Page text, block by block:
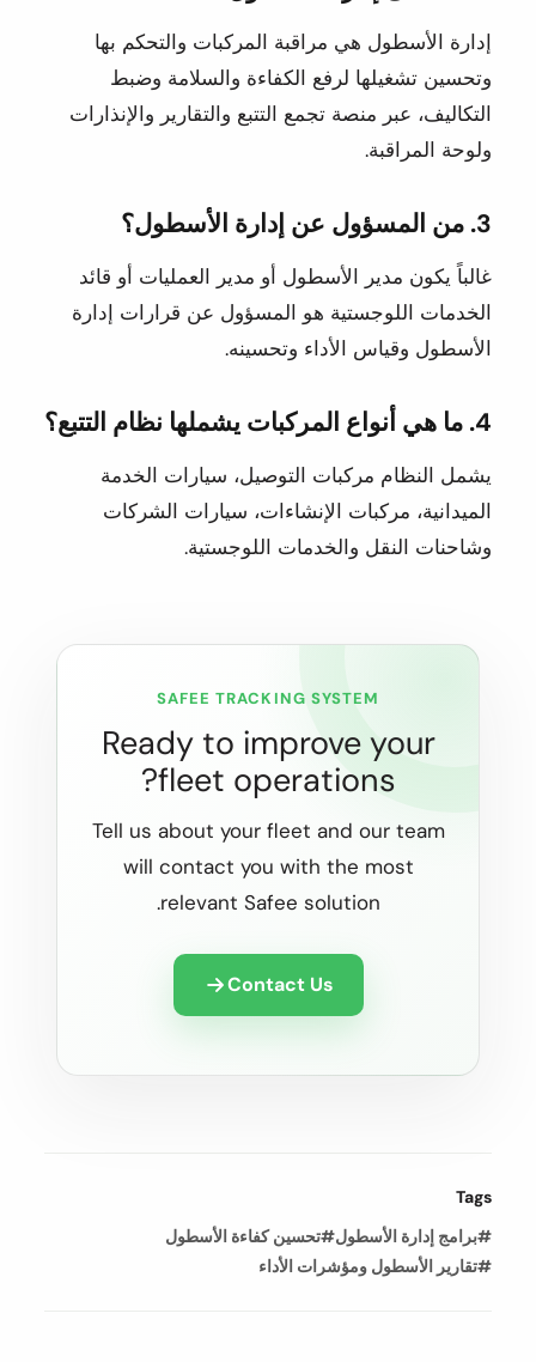
إدارة الأسطول هي مراقبة المركبات والتحكم بها
وتحسين تشغيلها لرفع الكفاءة والسلامة وضبط
التكاليف، عبر منصة تجمع التتبع والتقارير والإنذارات
ولوحة المراقبة.
3. من المسؤول عن إدارة الأسطول؟
غالباً يكون مدير الأسطول أو مدير العمليات أو قائد
الخدمات اللوجستية هو المسؤول عن قرارات إدارة
الأسطول وقياس الأداء وتحسينه.
4. ما هي أنواع المركبات يشملها نظام التتبع؟
يشمل النظام مركبات التوصيل، سيارات الخدمة
الميدانية، مركبات الإنشاءات، سيارات الشركات
وشاحنات النقل والخدمات اللوجستية.
SAFEE TRACKING SYSTEM
Ready to improve your
fleet operations?
Tell us about your fleet and our team
will contact you with the most
relevant Safee solution.
Contact Us
Tags
#برامج إدارة الأسطول#تحسين كفاءة الأسطول
#تقارير الأسطول ومؤشرات الأداء